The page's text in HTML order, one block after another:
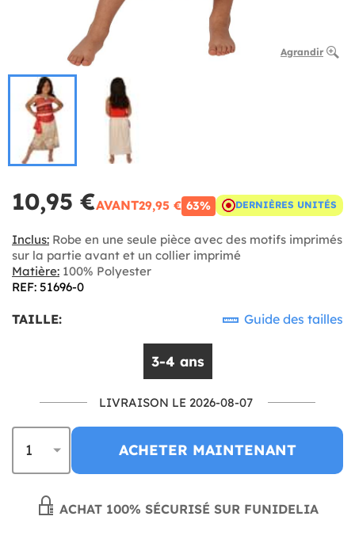
Agrandir
10,95 €AVANT29,95 € 63% DERNIÈRES UNITÉS
Inclus: Robe en une seule pièce avec des motifs imprimés
sur la partie avant et un collier imprimé
Matière: 100% Polyester
REF: 51696-0
TAILLE: Guide des tailles
3-4 ans
LIVRAISON LE 2026-08-07
ACHETER MAINTENANT
ACHAT 100% SÉCURISÉ SUR FUNIDELIA